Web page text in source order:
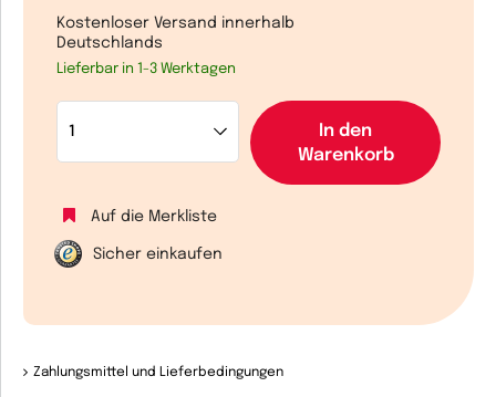
Kostenloser Versand innerhalb
Deutschlands
Lieferbar in 1-3 Werktagen
In den
Warenkorb
Auf die Merkliste
Sicher einkaufen
Zahlungsmittel und Lieferbedingungen